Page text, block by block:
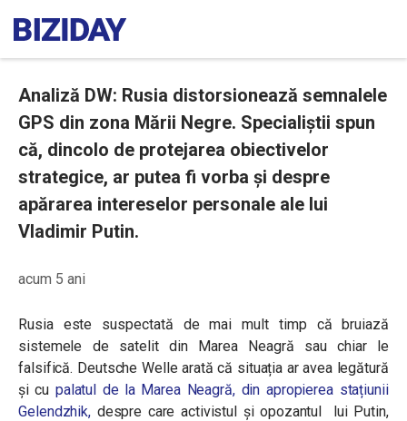
Analiză DW: Rusia distorsionează semnalele
GPS din zona Mării Negre. Specialiștii spun
că, dincolo de protejarea obiectivelor
strategice, ar putea fi vorba și despre
apărarea intereselor personale ale lui
Vladimir Putin.
acum 5 ani
Rusia este suspectată de mai mult timp că bruiază
sistemele de satelit din Marea Neagră sau chiar le
falsifică. Deutsche Welle arată că situația ar avea legătură
și cu palatul de la Marea Neagră, din apropierea stațiunii
Gelendzhik, despre care activistul și opozantul lui Putin,